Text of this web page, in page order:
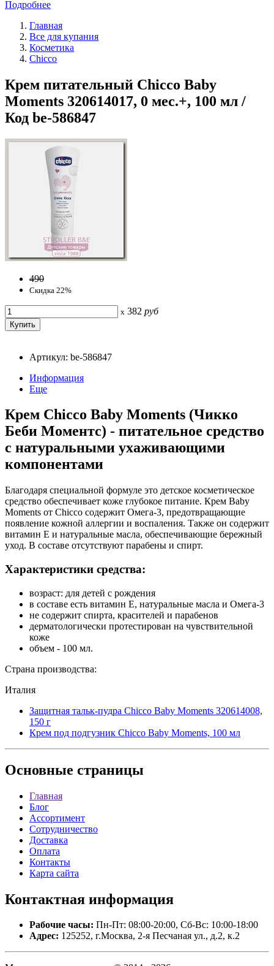
Подробнее
Главная
Все для купания
Косметика
Chicco
Крем питательный Chicco Baby
Moments 320614017, 0 мес.+, 100 мл /
Код be-586847
490
Скидка 22%
x 382 руб
Артикул: be-586847
Информация
Еще
Крем Chicco Baby Moments (Чикко
Беби Моментс) - питательное средство
с натуральными ухаживающими
компонентами
Благодаря специальной формуле это детское косметическое
средство обеспечивает коже глубокое питание. Крем Baby
Moments от Chicco содержит Омега-3, предотвращающие
появление кожной аллергии и воспаления. Также он содержит
витамин Е и натуральные масла, обеспечивающие бережный
уход. В составе отсутствуют парабены и спирт.
Характеристики средства:
возраст: для детей с рождения
в составе есть витамин Е, натуральные масла и Омега-3
не содержит спирта, красителей и парабенов
дерматологически протестирован на чувствительной
коже
объем - 100 мл.
Страна производства:
Италия
Защитная тальк-пудра Chicco Baby Moments 320614008,
150 г
Крем под подгузник Chicco Baby Moments, 100 мл
Основные страницы
Главная
Блог
Ассортимент
Сотрудничество
Доставка
Оплата
Контакты
Карта сайта
Контактная информация
Рабочие часы: Пн-Пт: 08:00-20:00, Сб-Вс: 10:00-18:00
Адрес: 125252, г.Москва, 2-я Песчаная ул., д.2, к.2